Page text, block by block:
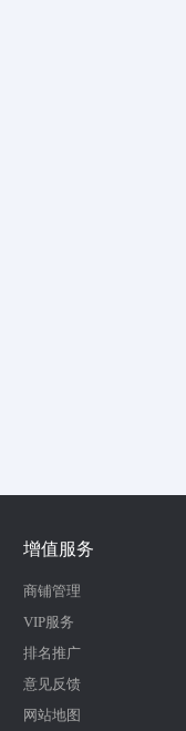
增值服务
商铺管理
VIP服务
排名推广
意见反馈
网站地图